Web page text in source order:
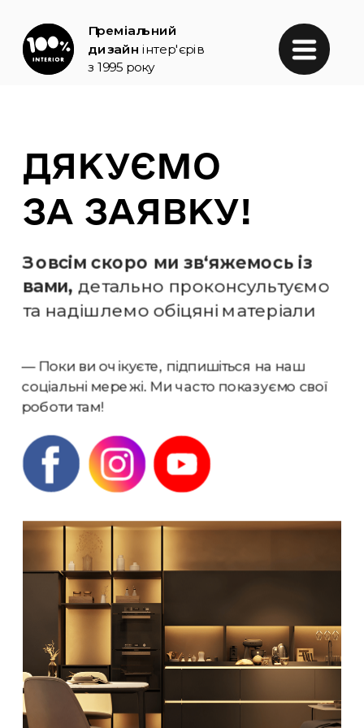
Преміальний
дизайн інтер'єрів
з 1995 року
ДЯКУЄМО
ЗА ЗАЯВКУ!
Зовсім скоро ми зв‘яжемось із
вами, детально проконсультуємо
та надішлемо обіцяні матеріали
— Поки ви очікуєте, підпишіться на наш
соціальні мережі. Ми часто показуємо свої
роботи там!